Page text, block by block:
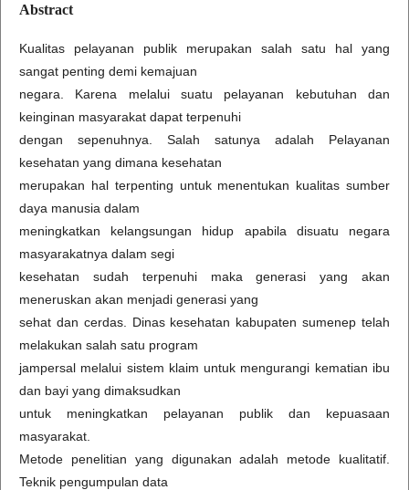
Abstract
Kualitas pelayanan publik merupakan salah satu hal yang
sangat penting demi kemajuan
negara. Karena melalui suatu pelayanan kebutuhan dan
keinginan masyarakat dapat terpenuhi
dengan sepenuhnya. Salah satunya adalah Pelayanan
kesehatan yang dimana kesehatan
merupakan hal terpenting untuk menentukan kualitas sumber
daya manusia dalam
meningkatkan kelangsungan hidup apabila disuatu negara
masyarakatnya dalam segi
kesehatan sudah terpenuhi maka generasi yang akan
meneruskan akan menjadi generasi yang
sehat dan cerdas. Dinas kesehatan kabupaten sumenep telah
melakukan salah satu program
jampersal melalui sistem klaim untuk mengurangi kematian ibu
dan bayi yang dimaksudkan
untuk meningkatkan pelayanan publik dan kepuasaan
masyarakat.
Metode penelitian yang digunakan adalah metode kualitatif.
Teknik pengumpulan data